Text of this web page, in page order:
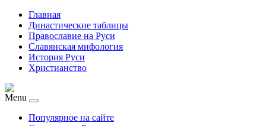
Главная
Династические таблицы
Православие на Руси
Славянская мифология
История Руси
Христианство
Menu
Популярное на сайте